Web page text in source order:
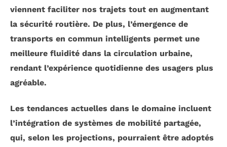
viennent faciliter nos trajets tout en augmentant
la sécurité routière. De plus, l’émergence de
transports en commun intelligents permet une
meilleure fluidité dans la circulation urbaine,
rendant l’expérience quotidienne des usagers plus
agréable.
Les tendances actuelles dans le domaine incluent
l’intégration de systèmes de mobilité partagée,
qui, selon les projections, pourraient être adoptés